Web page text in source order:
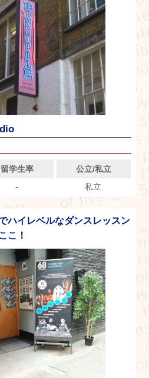
留学生率
公立/私立
- 私立
ハイレベルなダンスレッスン
こ！